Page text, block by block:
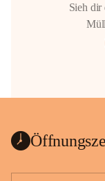
Sieh dir